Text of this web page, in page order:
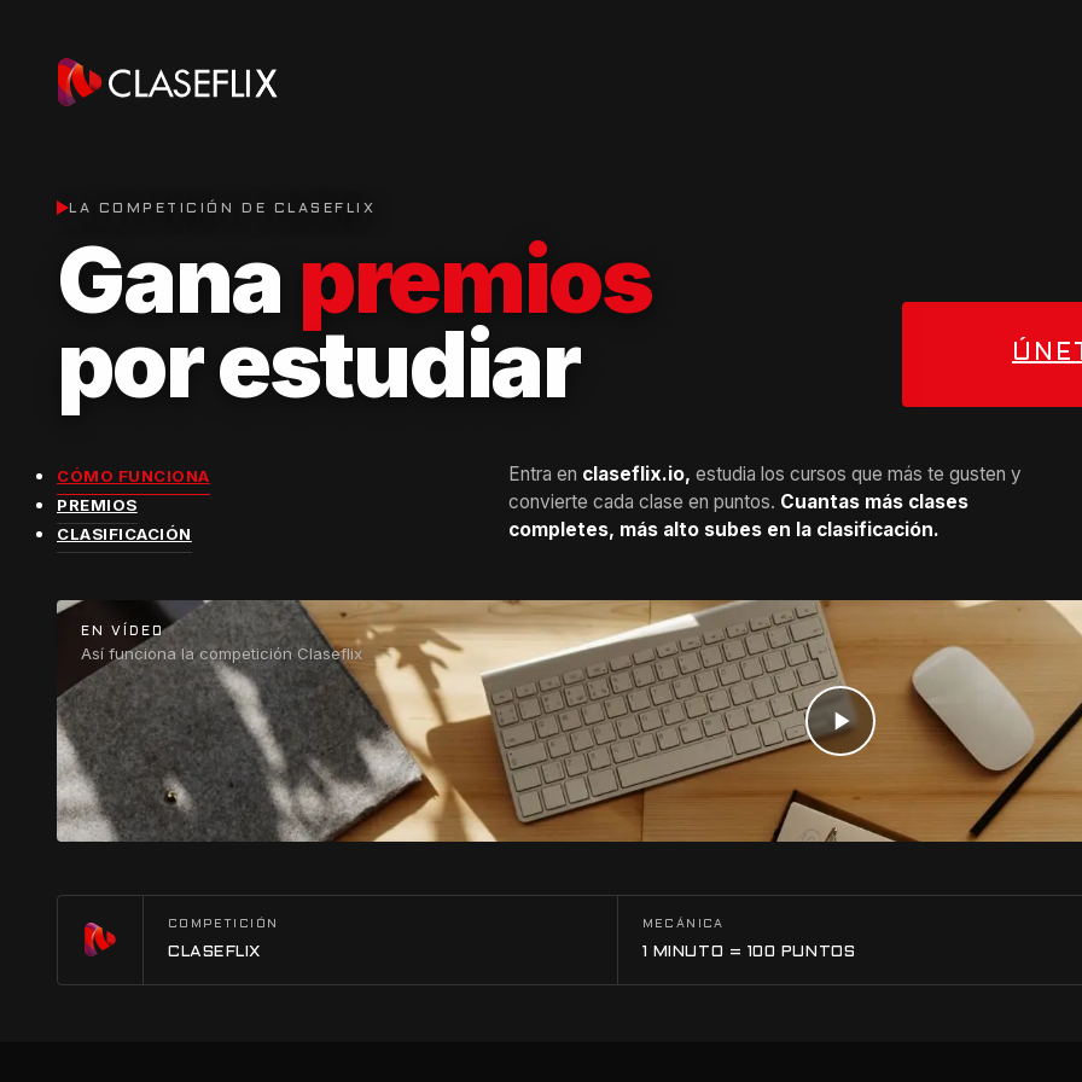
LA COMPETICIÓN DE CLASEFLIX
Gana premios
por estudiar
CÓMO FUNCIONA
PREMIOS
CLASIFICACIÓN
Entra en claseflix.io, estudia los cursos que más te gusten y
convierte cada clase en puntos. Cuantas más clases
completes, más alto subes en la clasificación.
EN VÍDEO
Así funciona la competición Claseflix
COMPETICIÓN
CLASEFLIX
MECÁNICA
1 MINUTO = 100 PUNTOS